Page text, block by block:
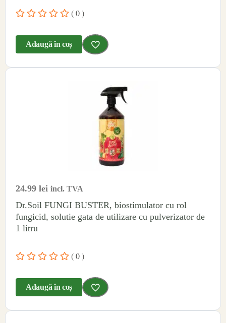
( 0 )
Adaugă în coș
24.99 lei incl. TVA
Dr.Soil FUNGI BUSTER, biostimulator cu rol
fungicid, solutie gata de utilizare cu pulverizator de
1 litru
( 0 )
Adaugă în coș